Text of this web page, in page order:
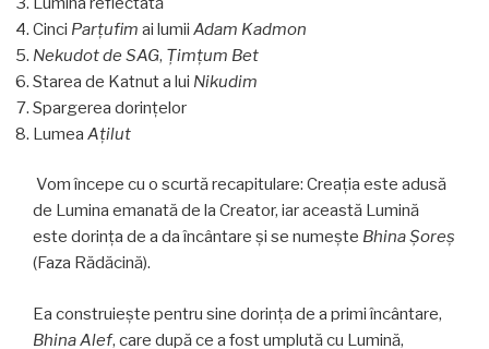
Cinci Parţufim ai lumii Adam Kadmon
Nekudot de SAG, Ţimţum Bet
Starea de Katnut a lui Nikudim
Spargerea dorințelor
Lumea Aţilut
Vom începe cu o scurtă recapitulare: Creația este adusă
de Lumina emanată de la Creator, iar această Lumină
este dorința de a da încântare și se numește Bhina Şoreş
(Faza Rădăcină).
Ea construiește pentru sine dorința de a primi încântare,
Bhina Alef, care după ce a fost umplută cu Lumină,